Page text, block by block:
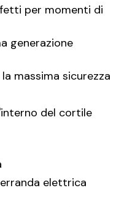
per momenti di
generazione
massima sicurezza
del cortile
elettrica